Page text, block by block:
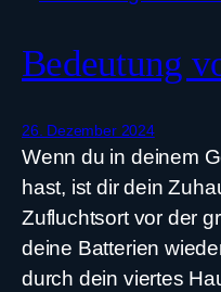
Bedeutung
26. Dezember 2024
Wenn du in deinem
hast, ist dir dein
Zufluchtsort vor der
deine Batterien
durch dein viertes